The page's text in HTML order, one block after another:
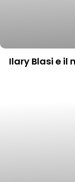
Ilary Blasi e il